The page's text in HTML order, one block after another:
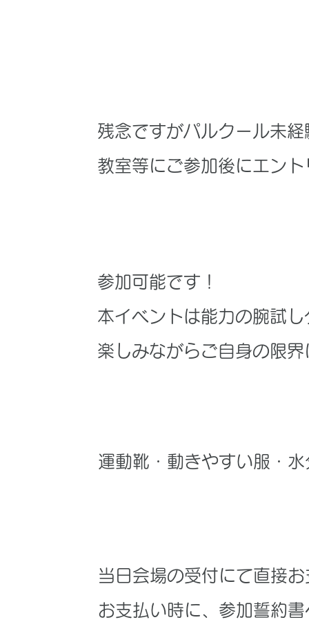
残念ですがパルクール未
教室等にご参加後にエン
​参加可能です！
本イベントは能力の腕試
楽しみながらご自身の限
運動靴・動きやすい服・
当日会場の受付にて直接
お支払い時に、参加誓約